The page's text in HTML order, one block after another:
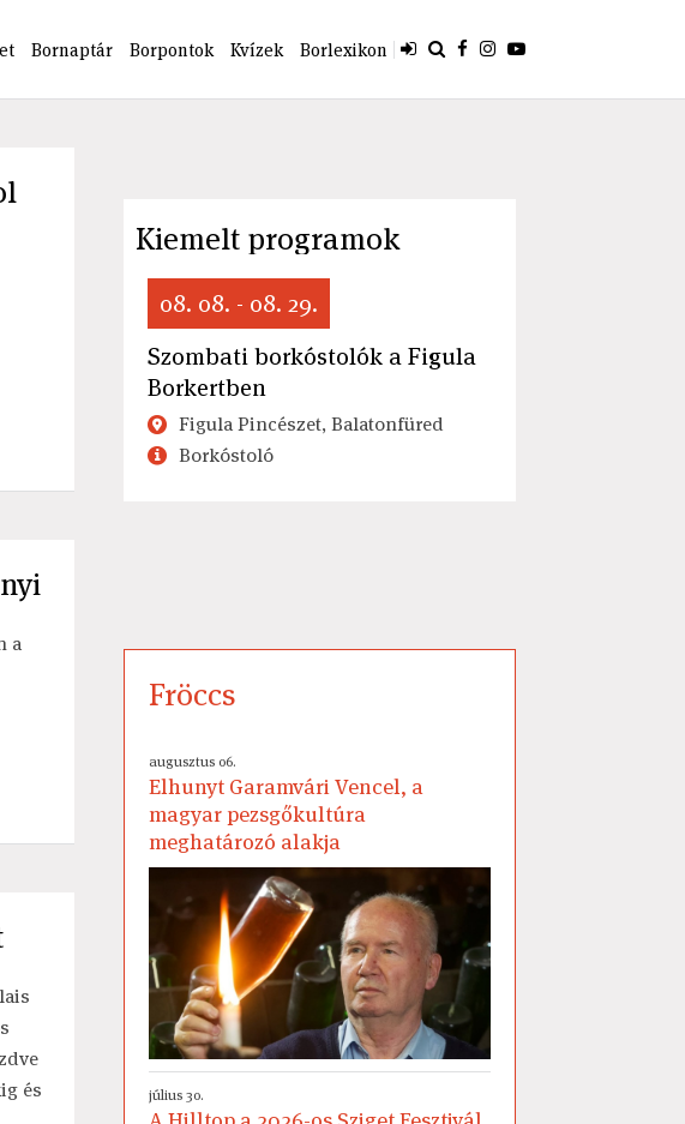
Bornaptár Borpontok Kvízek Borlexikon
a
és
Kiemelt programok
08. 08. - 08. 29.
Szombati borkóstolók a Figula
Borkertben
Figula Pincészet, Balatonfüred
Borkóstoló
Fröccs
augusztus 06.
Elhunyt Garamvári Vencel, a
magyar pezsgőkultúra
meghatározó alakja
július 30.